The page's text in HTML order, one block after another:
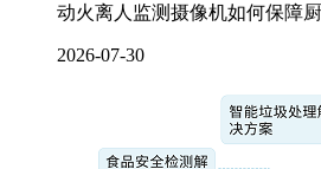
动火离人监测摄像机如何保障
2026-07-30